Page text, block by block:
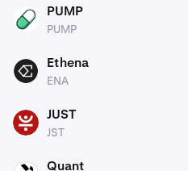
PUMP PUMP
PUMP
ENA Ethena
ENA
JST JUST
JST
Quant